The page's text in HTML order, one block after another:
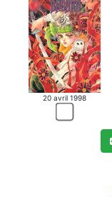
20 avril 1998